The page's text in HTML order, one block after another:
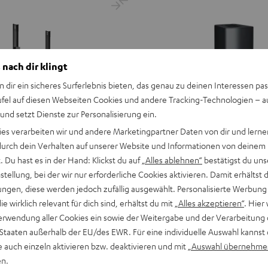
6001 Flex (Paar)
Klasse ausschließlich geeignet
und Heimkino-
25 (CS 25 FCR)
DEFINION
Standfuß
Anthrazit
DEFINION Standfuß
Hohe Standfestigkeit &
nach dir klingt
dir ein sicheres Surferlebnis bieten, das genau zu deinen Interessen
auf diesen Webseiten Cookies und andere Tracking-Technologien –
setzt Dienste zur Personalisierung ein.
verarbeiten wir und andere Marketingpartner Daten von dir und
dein Verhalten auf unserer Website und Informationen von deinem
Du hast es in der Hand: Klickst du auf „Alles ablehnen“ bestätigst du
bei der wir nur erforderliche Cookies aktivieren. Damit erhältst
diese werden jedoch zufällig ausgewählt. Personalisierte
wirklich relevant für dich sind, erhältst du mit „Alles akzeptieren“. Hier
aller Cookies ein sowie der Weitergabe und der Verarbeitung
außerhalb der EU/des EWR. Für eine individuelle Auswahl kannst
auch einzeln aktivieren bzw. deaktivieren und mit „Auswahl